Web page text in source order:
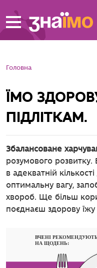
ПЕРЕЙТИ ДО
ГОЛОВНОГО
Головна
ЇМО
ПІДЛІТКАМ.
Збалансоване
розумового
в адекватній
оптимальну вагу,
хвороб. Ще більш
поєднаєш здорову